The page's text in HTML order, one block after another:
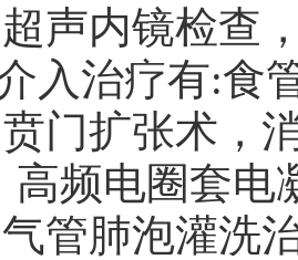
声内镜检查
入治疗有:食
门扩张术，
高频电圈套电
管肺泡灌洗